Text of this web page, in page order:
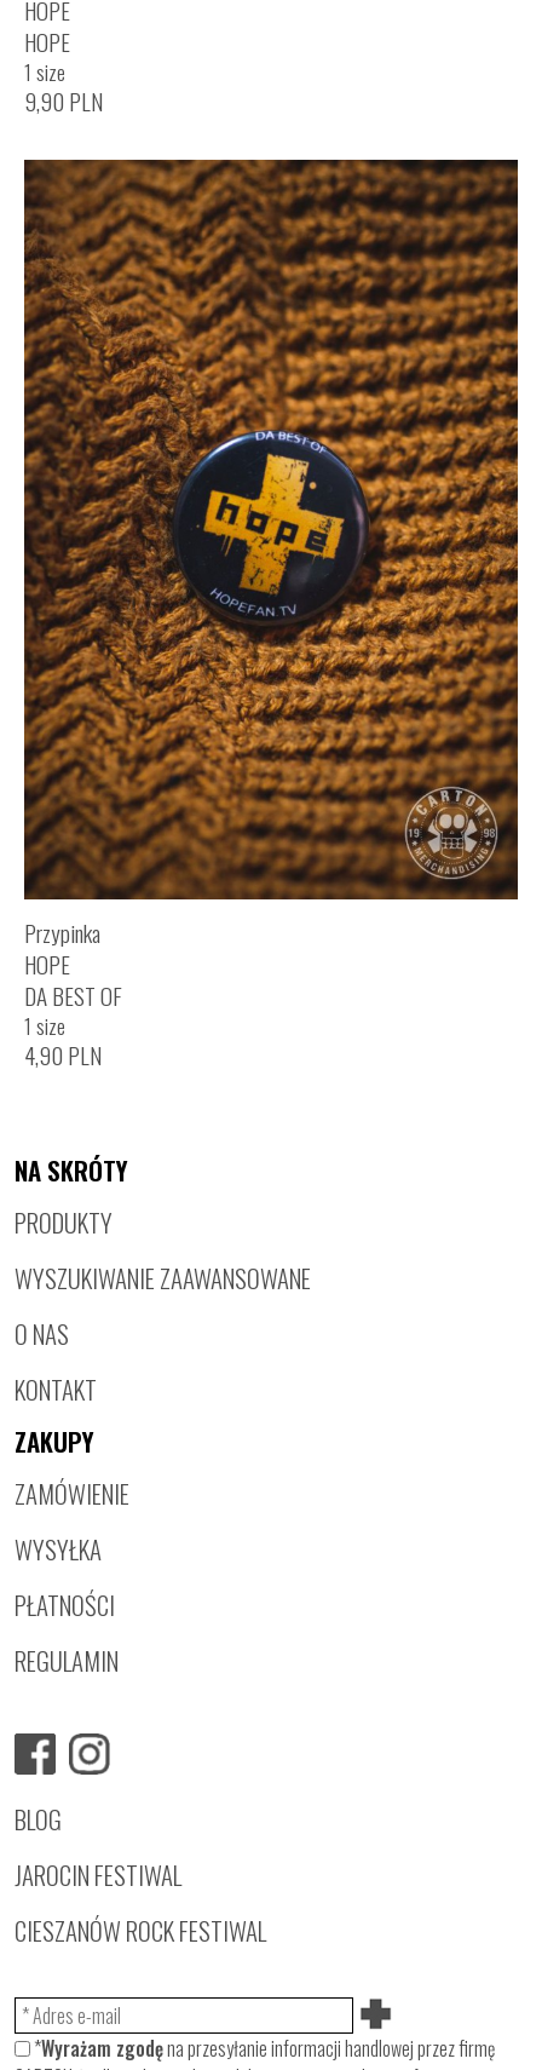
HOPE
HOPE
1 size
9,90 PLN
Przypinka
HOPE
DA BEST OF
1 size
4,90 PLN
NA SKRÓTY
PRODUKTY
WYSZUKIWANIE ZAAWANSOWANE
O NAS
KONTAKT
ZAKUPY
ZAMÓWIENIE
WYSYŁKA
PŁATNOŚCI
REGULAMIN
BLOG
JAROCIN FESTIWAL
CIESZANÓW ROCK FESTIWAL
*Wyrażam zgodęna przesyłanie informacji handlowej przez firmę